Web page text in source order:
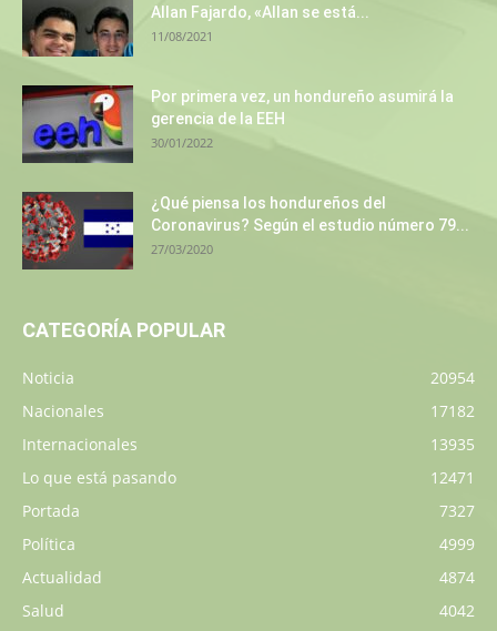
Allan Fajardo, «Allan se está...
11/08/2021
Por primera vez, un hondureño asumirá la
gerencia de la EEH
30/01/2022
¿Qué piensa los hondureños del
Coronavirus? Según el estudio número 79...
27/03/2020
CATEGORÍA POPULAR
Noticia
20954
Nacionales
17182
Internacionales
13935
Lo que está pasando
12471
Portada
7327
Política
4999
Actualidad
4874
Salud
4042